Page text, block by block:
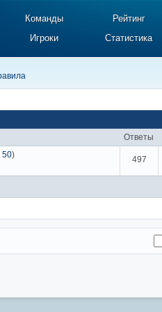
Команды Рейтинг
Игроки Статистика
Ответы
50)
497